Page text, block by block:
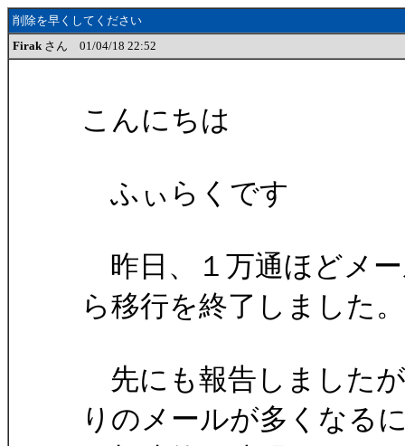
削除を早くしてください
Firak さん 01/04/18 22:52
こんにちは
ふぃらくです
昨日、１万通ほどメ
ら移行を終了しました。
先にも報告しました
りのメールが多くなる